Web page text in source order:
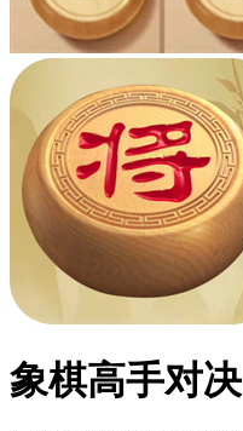
象棋高手对决